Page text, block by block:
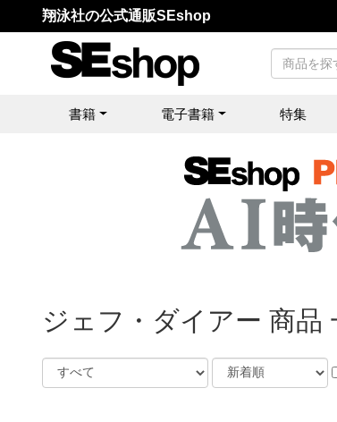
翔泳社の公式通販SEshop
書籍 電子書籍 特集
ジェフ・ダイアー 商品